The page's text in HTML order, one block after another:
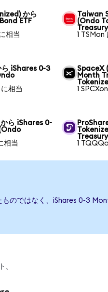
から
ETF
相当
Taiwan
(Ondo
1 TSMon
iShares 0-3
相当
SpaceX
Month
1
ら iShares 0-
相当
1
のではなく、iShares 0-3
。